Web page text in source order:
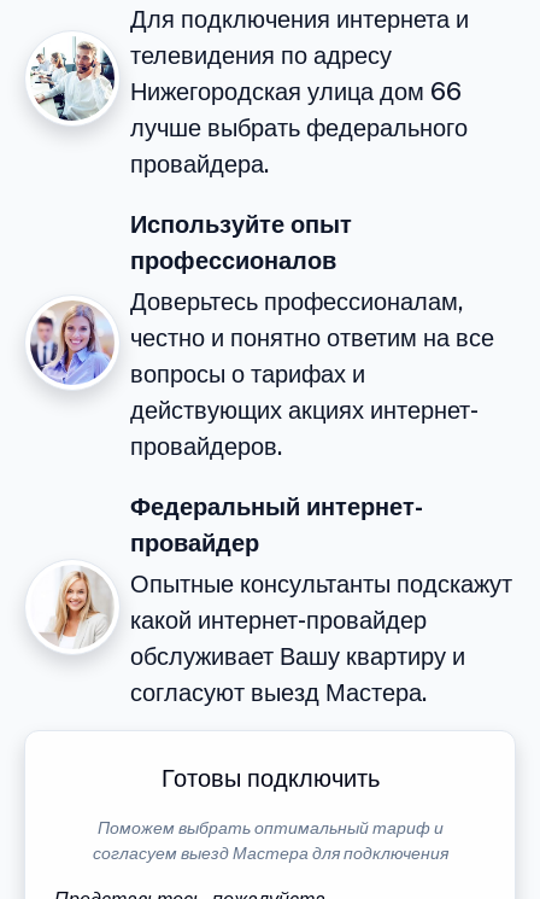
Для подключения интернета и
телевидения по адресу
Нижегородская улица дом 66
лучше выбрать федерального
провайдера.
Используйте опыт
профессионалов
Доверьтесь профессионалам,
честно и понятно ответим на все
вопросы о тарифах и
действующих акциях интернет-
провайдеров.
Федеральный интернет-
провайдер
Опытные консультанты подскажут
какой интернет-провайдер
обслуживает Вашу квартиру и
согласуют выезд Мастера.
Готовы подключить
Поможем выбрать оптимальный тариф и
согласуем выезд Мастера для подключения